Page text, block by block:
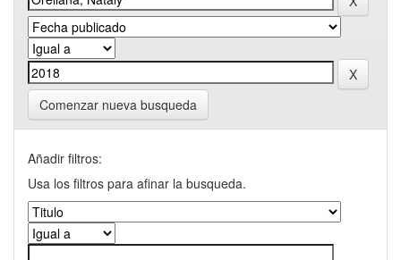
Comenzar nueva busqueda
Añadir filtros:
Usa los filtros para afinar la busqueda.